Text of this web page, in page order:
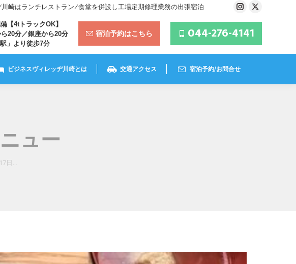
崎はランチレストラン/食堂を併設し工場定期修理業務の出張宿泊
Instagram
opens
in
new
X
in
【4tトラックOK】
20分／銀座から20分
」より徒歩7分
宿泊予約はこちら 044-276-4141
ビジネスヴィレッヂ川崎とは 交通アクセス 宿泊予約/お問合せ
ュー
日…